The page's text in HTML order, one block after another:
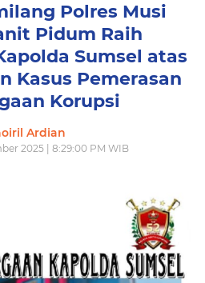
Polres Musi
Pidum Raih
Sumsel atas
Kasus Pemerasan
Korupsi
Ardian
2025 | 8:29:00 PM WIB